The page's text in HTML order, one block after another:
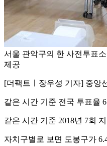
서울 관악구의 한 사전투표
제공
[더팩트ㅣ장우성 기자] 중앙
같은 시간 기준 전국 투표율
같은 시간 기준 2018년 7회
자치구별로 보면 도봉구가